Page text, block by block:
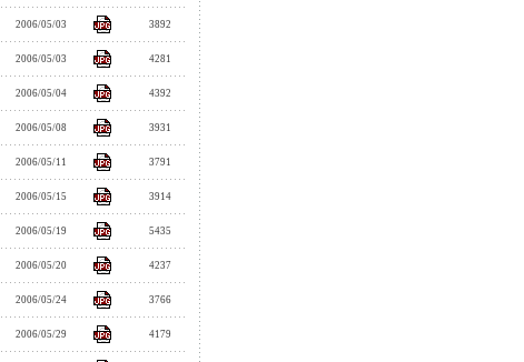
2006/05/03 3892
2006/05/03 4281
2006/05/04 4392
2006/05/08 3931
2006/05/11 3791
2006/05/15 3914
2006/05/19 5435
2006/05/20 4237
2006/05/24 3766
2006/05/29 4179